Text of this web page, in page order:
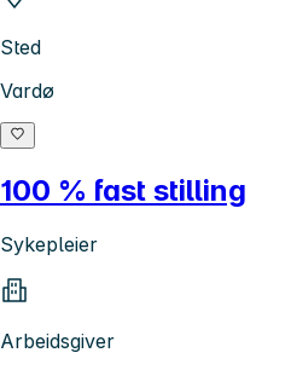
Sted
Vardø
100 % fast stilling
Sykepleier
Arbeidsgiver